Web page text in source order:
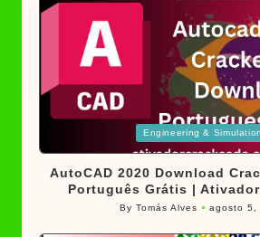
in
Engineering & Simulation
AutoCAD 2020 Download
Português Grátis |
Posted
ByTomás Alves agosto 5,